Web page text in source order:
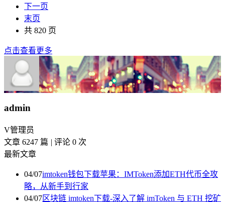
下一页
末页
共 820 页
点击查看更多
admin
V管理员
文章 6247 篇 | 评论 0 次
最新文章
04/07imtoken钱包下载苹果：IMToken添加ETH代币全攻
略，从新手到行家
04/07区块链 imtoken下载-深入了解 imToken 与 ETH 挖矿